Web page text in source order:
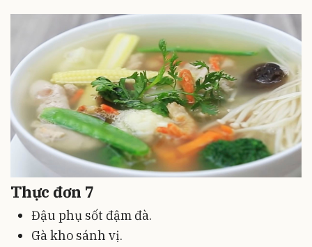
Thực đơn 7
Đậu phụ sốt đậm đà.
Gà kho sánh vị.